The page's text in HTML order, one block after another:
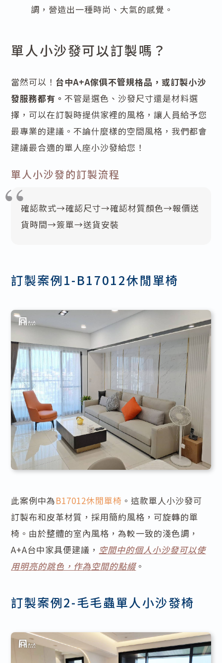
調，營造出一種時尚、大氣的感覺。
單人小沙發可以訂製嗎？
當然可以！ 台中A+A傢俱不管規格品，或訂製小沙
發服務都有。不管是選色、沙發尺寸還是材料選
擇，可以在訂製時提供家裡的風格，讓人員給予您
最專業的建議。不論什麼樣的空間風格，我們都會
建議最合適的單人座小沙發給您！
單人小沙發的訂製流程
確認款式→確認尺寸→確認材質顏色→報價送
貨時間→簽單→送貨安裝
訂製案例1-B17012休閒單椅
此案例中為B17012休閒單椅 。這款單人小沙發可
訂製布和皮革材質，採用簡約風格，可旋轉的單
椅。由於整體的室內風格，為較一致的淺色調，
A+A台中家具便建議， 空間中的個人小沙發可以使
用明亮的跳色，作為空間的點綴。
訂製案例2-毛毛蟲單人小沙發椅